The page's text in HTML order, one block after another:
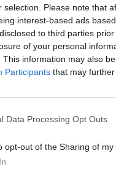
selection. Please note that
interest-based ads
to third parties
of your personal
This information may also
Participants that may
Data Processing Opt Outs
opt-out of the Sharing of my
trauma cranico
oggi poco dopo le
provincia di Pisa. A
E’ stata soccorso
a Perignano,